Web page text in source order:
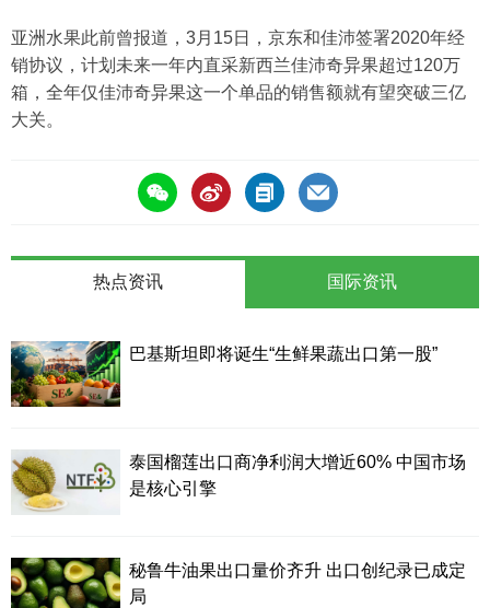
亚洲水果此前曾报道，3月15日，京东和佳沛签署2020年经
销协议，计划未来一年内直采新西兰佳沛奇异果超过120万
箱，全年仅佳沛奇异果这一个单品的销售额就有望突破三亿
大关。
热点资讯
巴基斯坦即将诞生“生鲜果蔬出口第一股”
泰国榴莲出口商净利润大增近60% 中国市场
是核心引擎
秘鲁牛油果出口量价齐升 出口创纪录已成定
局
国际资讯